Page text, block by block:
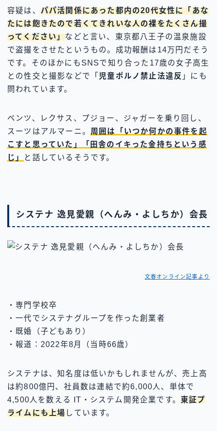
容疑は、 パパ活関係にあった都内の20代女性に「あな
たには飽きたので若くてきれいな人の裸をたくさん撮
ってください」 などと言い、東京都八王子の温泉施設
で盗撮をさせたというもの。成功報酬は14万円だそう
です。そのほかにもSNSで知り合った17歳の女子高生
との性交と撮影などで「 児童ポルノ禁止法違反 」にも
問われています。
ベンツ、レクサス、プジョー、ジャガーを乗り回し、
スーツはアルマーニ。 周囲は「いつか何かの事件を起
こすと思っていた」「田舎のイキった金持ちという感
じ」
と話しているそうです。
システナ 逸見愛親（へんみ・よしちか）会長
文春オンライン記事より
・専門学校卒
・一代でシステナグループを作った創業者
・既婚（子どもあり）
・報道：2022年8月（当時66歳）
システナは、知名度は低いかもしれませんが、売上高
は約800億円、社員数は連結で約6,000人、単体で
4,500人を数える IT・システム開発企業です。 東証プ
ライムにも上場 しています。